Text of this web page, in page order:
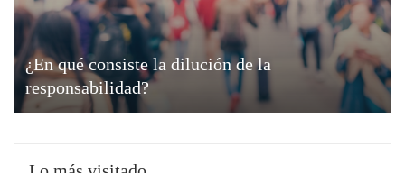
¿En qué consiste la dilución de la
responsabilidad?